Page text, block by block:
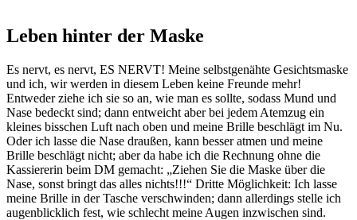
Leben hinter der Maske
Es nervt, es nervt, ES NERVT! Meine selbstgenähte Gesichtsmaske
und ich, wir werden in diesem Leben keine Freunde mehr!
Entweder ziehe ich sie so an, wie man es sollte, sodass Mund und
Nase bedeckt sind; dann entweicht aber bei jedem Atemzug ein
kleines bisschen Luft nach oben und meine Brille beschlägt im Nu.
Oder ich lasse die Nase draußen, kann besser atmen und meine
Brille beschlägt nicht; aber da habe ich die Rechnung ohne die
Kassiererin beim DM gemacht: „Ziehen Sie die Maske über die
Nase, sonst bringt das alles nichts!!!“ Dritte Möglichkeit: Ich lasse
meine Brille in der Tasche verschwinden; dann allerdings stelle ich
augenblicklich fest, wie schlecht meine Augen inzwischen sind.